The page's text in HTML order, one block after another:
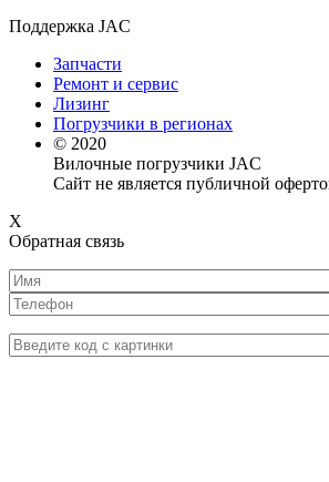
Поддержка JAC
Запчасти
Ремонт и сервис
Лизинг
Погрузчики в регионах
© 2020
Вилочные погрузчики JAC
Сайт не является публичной
X
Обратная связь